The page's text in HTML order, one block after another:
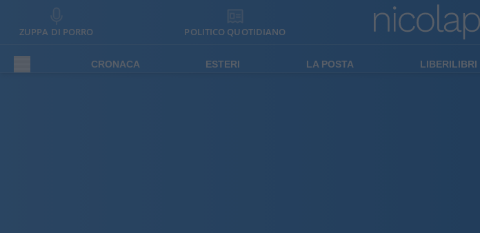
ZUPPA DI PORRO POLITICO QUOTIDIANO
CRONACA ESTERI LA POSTA LIBERILIBRI